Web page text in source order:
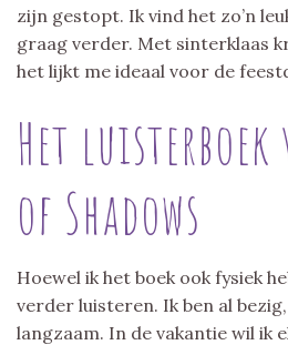
zijn gestopt. Ik vind het zo’n
graag verder. Met sinterklaas
het lijkt me ideaal voor de
Het
of Shadows
Hoewel ik het boek ook fysiek
verder luisteren. Ik ben al
langzaam. In de vakantie wil ik